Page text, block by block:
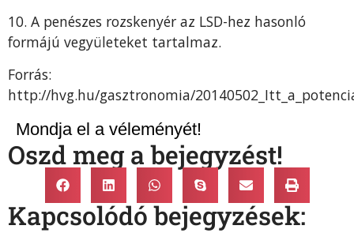
10. A penészes rozskenyér az LSD-hez hasonló
formájú vegyületeket tartalmaz.
Forrás:
http://hvg.hu/gasztronomia/
Mondja el a véleményét!
Oszd meg a bejegyzést!
Kapcsolódó bejegyzések: